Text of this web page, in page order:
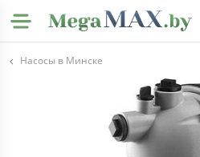
Насосы в Минске